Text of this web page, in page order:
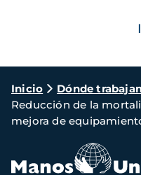
Ruta
de
navegación
Inicio Dónde
Reducción de la
mejora de